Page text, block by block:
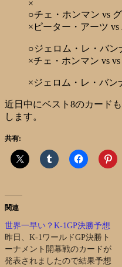
×
○チェ・ホンマン vs
×ピーター・アーツ
○ジェロム・レ・バン
×チェ・ホンマン vs
×ジェロム・レ・バン
近日中にベスト8のカード
します。
共有:
関連
世界一早い？K-1GP決勝予想
昨日、K-1ワールドGP決勝ト
ーナメント開幕戦のカードが
発表されましたので結果予想